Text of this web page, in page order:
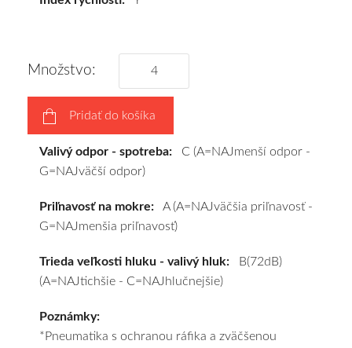
vášho
výberu
a
pošleme
zadarmo.
Množstvo:
Pridať do košíka
Valivý odpor - spotreba: C (A=NAJmenší odpor -
G=NAJväčší odpor)
Priľnavosť na mokre: A (A=NAJväčšia priľnavosť -
G=NAJmenšia priľnavosť)
Trieda veľkosti hluku - valivý hluk: B(72dB)
(A=NAJtichšie - C=NAJhlučnejšie)
Poznámky:
*Pneumatika s ochranou ráfika a zväčšenou